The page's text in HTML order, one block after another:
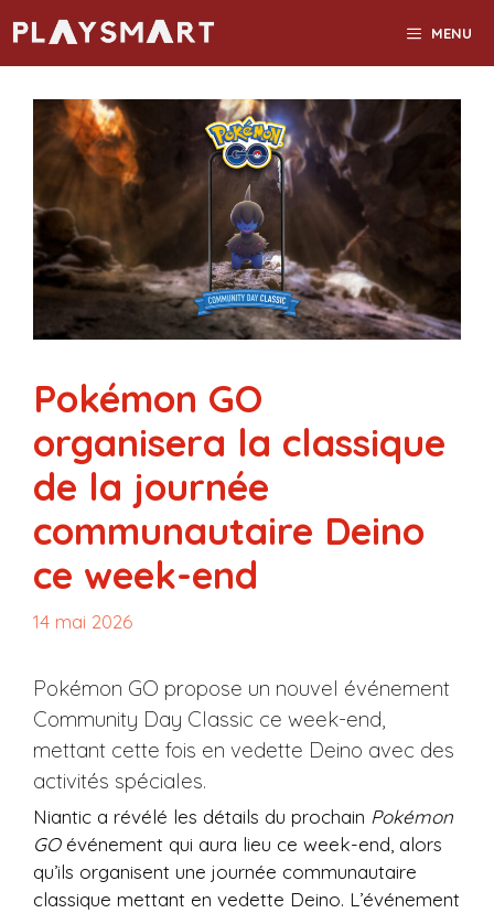
au
contenu
MENU
Pokémon GO
organisera la classique
de la journée
communautaire Deino
ce week-end
14 mai 2026
Pokémon GO propose un nouvel événement
Community Day Classic ce week-end,
mettant cette fois en vedette Deino avec des
activités spéciales.
Niantic a révélé les détails du prochain Pokémon
GOévénement qui aura lieu ce week-end, alors
qu’ils organisent une journée communautaire
classique mettant en vedette Deino. L’événement